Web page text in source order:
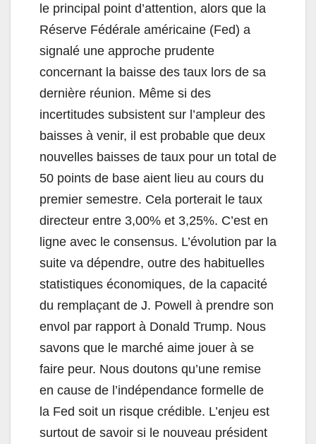
le principal point d’attention, alors que la
Réserve Fédérale américaine (Fed) a
signalé une approche prudente
concernant la baisse des taux lors de sa
dernière réunion. Même si des
incertitudes subsistent sur l’ampleur des
baisses à venir, il est probable que deux
nouvelles baisses de taux pour un total de
50 points de base aient lieu au cours du
premier semestre. Cela porterait le taux
directeur entre 3,00% et 3,25%. C’est en
ligne avec le consensus. L’évolution par la
suite va dépendre, outre des habituelles
statistiques économiques, de la capacité
du remplaçant de J. Powell à prendre son
envol par rapport à Donald Trump. Nous
savons que le marché aime jouer à se
faire peur. Nous doutons qu’une remise
en cause de l’indépendance formelle de
la Fed soit un risque crédible. L’enjeu est
surtout de savoir si le nouveau président